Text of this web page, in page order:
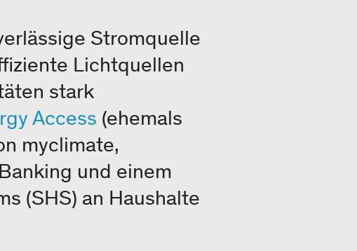
Stromquelle
Lichtquellen
stark
Access (ehemals
myclimate,
und einem
(SHS) an Haushalte